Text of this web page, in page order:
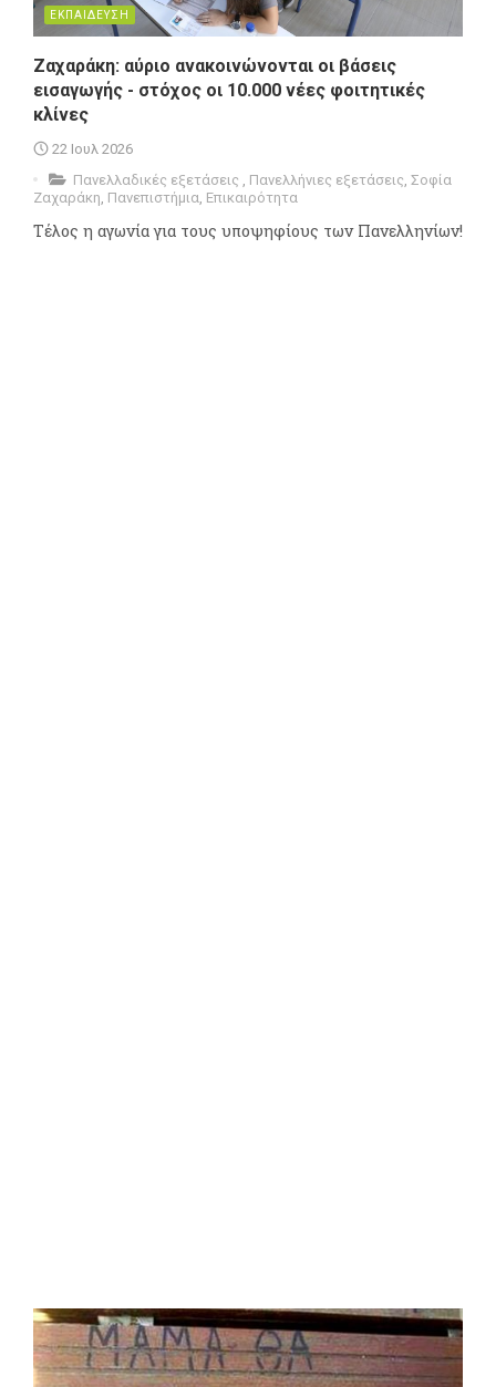
ΕΚΠΑΙΔΕΥΣΗ
Ζαχαράκη: αύριο ανακοινώνονται οι βάσεις
εισαγωγής - στόχος οι 10.000 νέες φοιτητικές
κλίνες
22 Ιουλ 2026
Πανελλαδικές εξετάσεις
Πανελλήνιες εξετάσεις Σοφία
Ζαχαράκη Πανεπιστήμια Επικαιρότητα
Τέλος η αγωνία για τους υποψηφίους των Πανελληνίων!